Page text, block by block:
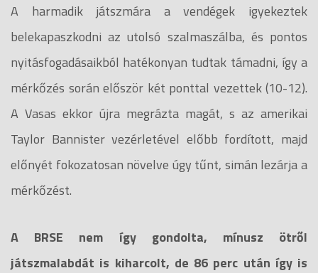
A harmadik játszmára a vendégek igyekeztek
belekapaszkodni az utolsó szalmaszálba, és pontos
nyitásfogadásaikból hatékonyan tudtak támadni, így a
mérkőzés során először két ponttal vezettek (10-12).
A Vasas ekkor újra megrázta magát, s az amerikai
Taylor Bannister vezérletével előbb fordított, majd
előnyét fokozatosan növelve úgy tűnt, simán lezárja a
mérkőzést.
A BRSE nem így gondolta, mínusz ötről
játszmalabdát is kiharcolt, de 86 perc után így is